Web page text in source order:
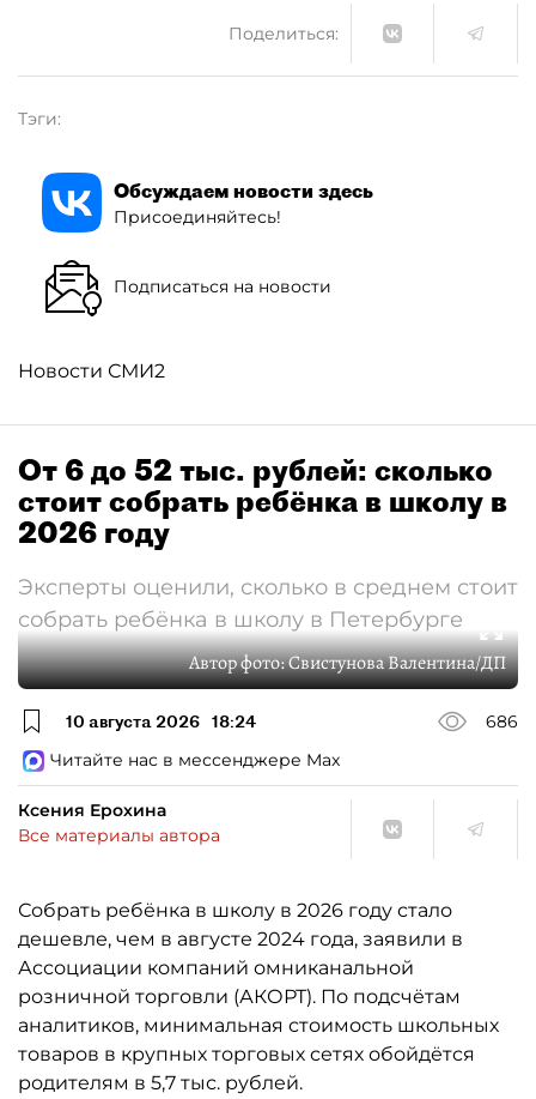
Поделиться:
Тэги:
Обсуждаем новости здесь
Присоединяйтесь!
Подписаться на новости
Новости СМИ2
От 6 до 52 тыс. рублей: сколько
стоит собрать ребёнка в школу в
2026 году
Эксперты оценили, сколько в среднем стоит
собрать ребёнка в школу в Петербурге
Автор фото:Свистунова Валентина/ДП
10 августа 2026 18:24
686
Читайте нас в мессенджере Max
Ксения Ерохина
Все материалы автора
Собрать ребёнка в школу в 2026 году стало
дешевле, чем в августе 2024 года, заявили в
Ассоциации компаний омниканальной
розничной торговли (АКОРТ). По подсчётам
аналитиков, минимальная стоимость школьных
товаров в крупных торговых сетях обойдётся
родителям в 5,7 тыс. рублей.